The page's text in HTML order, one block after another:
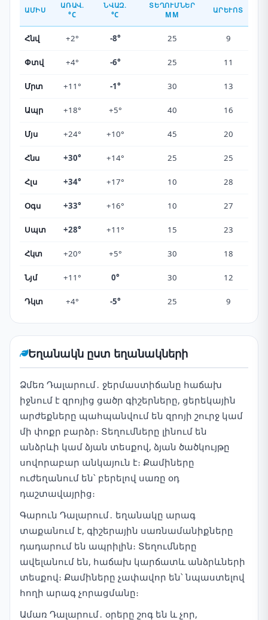
ԱՄԻՍ
ԱՌԱՎ.
°C
ՆՎԱԶ.
°C
ՏԵՂՈՒՄՆԵՐ
ММ
ԱՐԵՒՈՏ
Հնվ +2° -8° 25 9
Փտվ +4° -6° 25 11
Մրտ +11° -1° 30 13
Ապր +18° +5° 40 16
Մյս +24° +10° 45 20
Հնս +30° +14° 25 25
Հլս +34° +17° 10 28
Օգս +33° +16° 10 27
Սպտ +28° +11° 15 23
Հկտ +20° +5° 30 18
Նյմ +11° 0° 30 12
Դկտ +4° -5° 25 9
Եղանակն ըստ եղանակների
Ձմեռ Դալարում․ ջերմաստիճանը հաճախ
իջնում է զրոյից ցածր գիշերները, ցերեկային
արժեքները պահպանվում են զրոյի շուրջ կամ
մի փոքր բարձր։ Տեղումները լինում են
անձրևի կամ ձյան տեսքով, ձյան ծածկույթը
սովորաբար անկայուն է։ Քամիները
ուժեղանում են՝ բերելով սառը օդ
դաշտավայրից։
Գարուն Դալարում․ եղանակը արագ
տաքանում է, գիշերային սառնամանիքները
դադարում են ապրիլին։ Տեղումները
ավելանում են, հաճախ կարճատև անձրևների
տեսքով։ Քամիները չափավոր են՝ նպաստելով
հողի արագ չորացմանը։
Ամառ Դալարում․ օրերը շոգ են և չոր,